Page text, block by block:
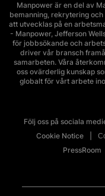
Manpower är en del av
bemanning, rekrytering
att utvecklas på en
- Manpower, Jefferson
för jobbsökande och
driver vår bransch
samarbeten. Våra
oss ovärderlig kunskap
globalt för vårt arbete
Följ oss på sociala
Cookie Notice
PressRoom